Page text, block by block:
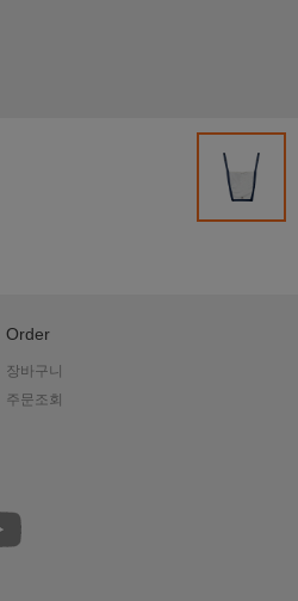
Order
장바구니
주문조회